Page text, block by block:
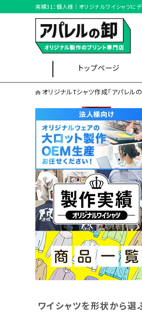
実績31：個人様｜オリジナルワイシャツに
トップページ
Tシャツ
オリジナルワイシャツを用途か
店舗制服
オリジナルワイシャツを形状か
長袖ワイシ
オリジナルワイシャツをサイズ
レディース
オリジナルワイシャツを本体カ
オリジナルTシャツ作成「アパレルの
ワイシャツを形状から選